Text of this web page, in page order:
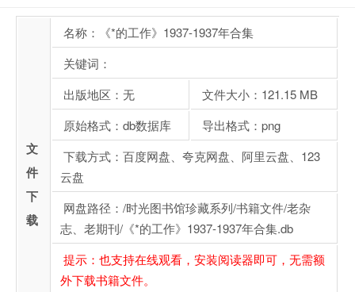
文
件
下
载
名称：《*的工作》1937-1937年合集
关键词：
出版地区：无
文件大小：121.15 MB
原始格式：db数据库
导出格式：png
下载方式：百度网盘、夸克网盘、阿里云盘、123
云盘
网盘路径：/时光图书馆珍藏系列/书籍文件/老杂
志、老期刊/《*的工作》1937-1937年合集.db
提示：也支持在线观看，安装阅读器即可，无需额
外下载书籍文件。